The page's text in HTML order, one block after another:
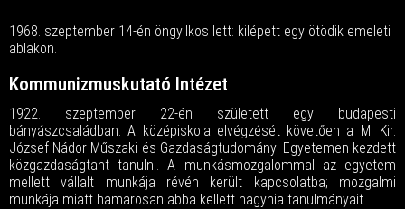
1968. szeptember 14-én öngyilkos lett: kilépett egy ötödik emeleti
ablakon.
Kommunizmuskutató Intézet
1922. szeptember 22-én született egy budapesti
bányászcsaládban. A középiskola elvégzését követően a M. Kir.
József Nádor Műszaki és Gazdaságtudományi Egyetemen kezdett
közgazdaságtant tanulni. A munkásmozgalommal az egyetem
mellett vállalt munkája révén került kapcsolatba; mozgalmi
munkája miatt hamarosan abba kellett hagynia tanulmányait.